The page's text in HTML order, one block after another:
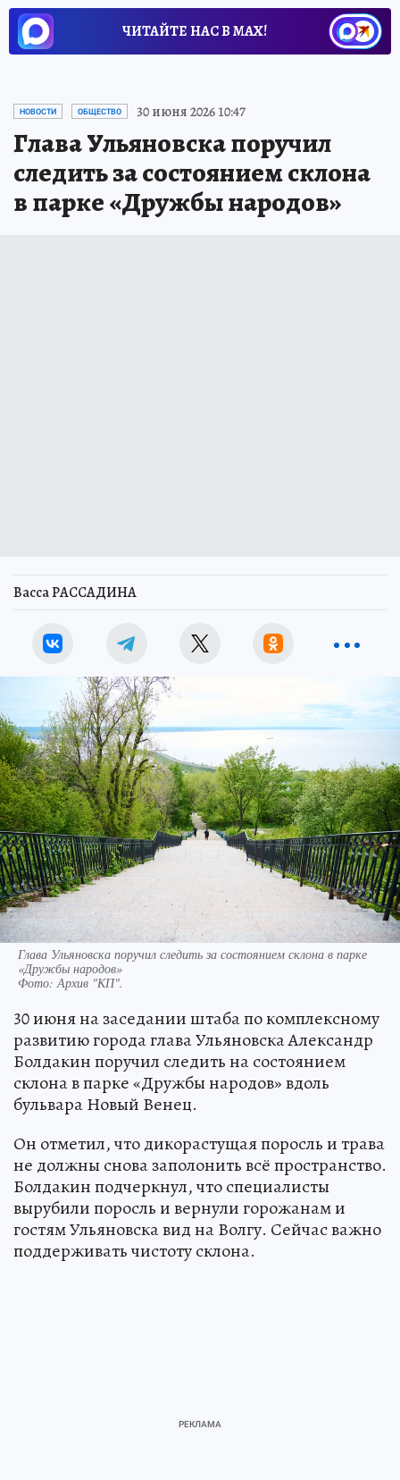
ЧИТАЙТЕ НАС В МАХ!
НОВОСТИ ОБЩЕСТВО 30 июня 2026 10:47
Глава Ульяновска поручил
следить за состоянием склона
в парке «Дружбы народов»
Васса РАССАДИНА
Глава Ульяновска поручил следить за состоянием склона в парке
«Дружбы народов»
Фото:Архив "КП".
30 июня на заседании штаба по комплексному
развитию города глава Ульяновска Александр
Болдакин поручил следить на состоянием
склона в парке «Дружбы народов» вдоль
бульвара Новый Венец.
Он отметил, что дикорастущая поросль и трава
не должны снова заполонить всё пространство.
Болдакин подчеркнул, что специалисты
вырубили поросль и вернули горожанам и
гостям Ульяновска вид на Волгу. Сейчас важно
поддерживать чистоту склона.